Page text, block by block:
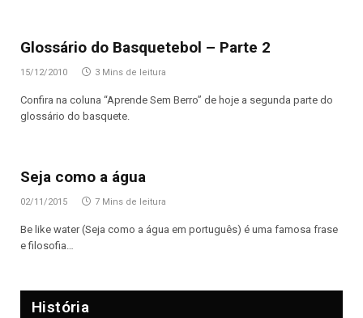
Glossário do Basquetebol – Parte 2
15/12/2010 3 Mins de leitura
Confira na coluna “Aprende Sem Berro” de hoje a segunda parte do
glossário do basquete.
Seja como a água
02/11/2015 7 Mins de leitura
Be like water (Seja como a água em português) é uma famosa frase
e filosofia…
História